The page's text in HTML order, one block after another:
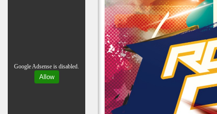
Google Adsense is disabled.
Allow